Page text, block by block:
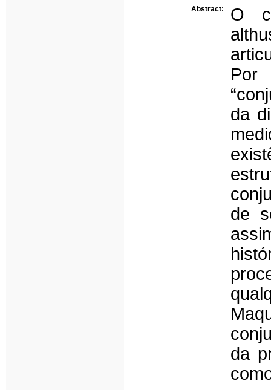
Abstract:
O
Por
da
de
da